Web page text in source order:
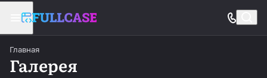
Главная
Галерея